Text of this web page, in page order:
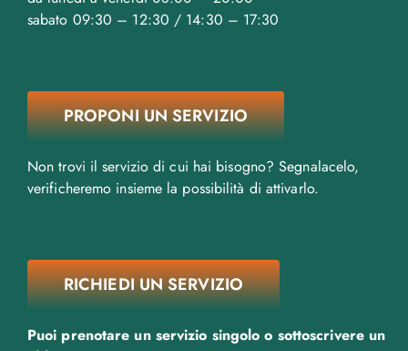
sabato 09:30 – 12:30 / 14:30 – 17:30
PROPONI UN SERVIZIO
Non trovi il servizio di cui hai bisogno? Segnalacelo,
verificheremo insieme la possibilità di attivarlo.
RICHIEDI UN SERVIZIO
Puoi prenotare un servizio singolo o sottoscrivere un